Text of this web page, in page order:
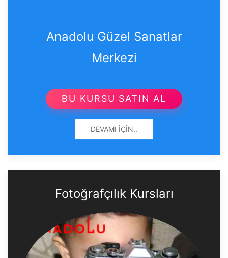
Anadolu Güzel Sanatlar
Merkezi
BU KURSU SATIN AL
DEVAMI İÇIN..
Fotoğrafçılık Kursları